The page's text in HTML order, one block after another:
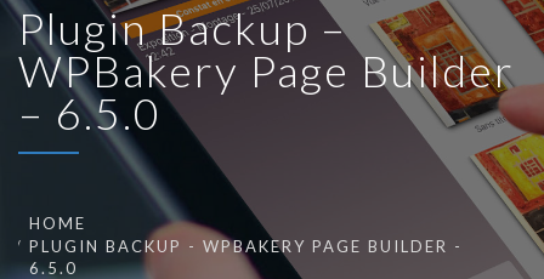
Plugin Backup –
WPBakery Page Builder
– 6.5.0
HOME
PLUGIN BACKUP - WPBAKERY PAGE BUILDER -
6.5.0